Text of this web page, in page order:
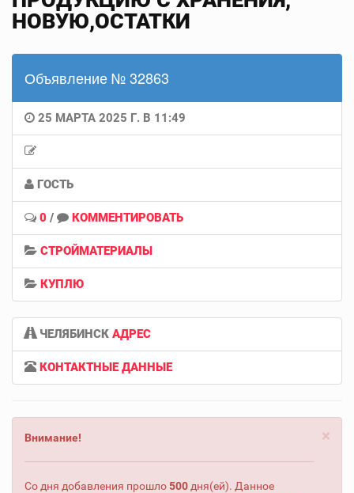
НОВУЮ,ОСТАТКИ
Объявление № 32863
25 МАРТА 2025 Г. В 11:49
ГОСТЬ
0 / КОММЕНТИРОВАТЬ
СТРОЙМАТЕРИАЛЫ
КУПЛЮ
ЧЕЛЯБИНСК АДРЕС
КОНТАКТНЫЕ ДАННЫЕ
×
Внимание!
Со дня добавления прошло500 дня(ей). Данное